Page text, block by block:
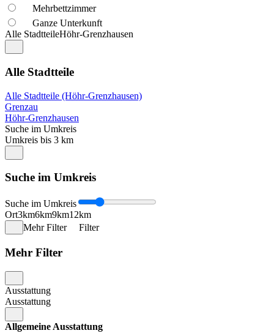
Mehrbettzimmer
Ganze Unterkunft
Alle StadtteileHöhr-Grenzhausen
Alle Stadtteile
Alle Stadtteile (Höhr-Grenzhausen)
Grenzau
Höhr-Grenzhausen
Suche im Umkreis
Umkreis bis 3 km
Suche im Umkreis
Suche im Umkreis
Ort3km6km9km12km
Mehr Filter
Filter
Mehr Filter
Ausstattung
Ausstattung
Allgemeine Ausstattung